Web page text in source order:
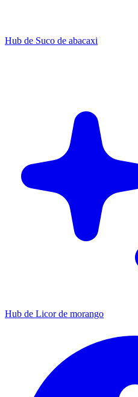
Hub de Suco de abacaxi
Hub de Licor de morango